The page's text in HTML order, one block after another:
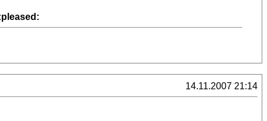
14.11.2007 21:14